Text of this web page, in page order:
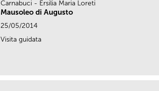
Carnabuci - Ersilia Maria Loreti
Mausoleo di Augusto
25/05/2014
Visita guidata